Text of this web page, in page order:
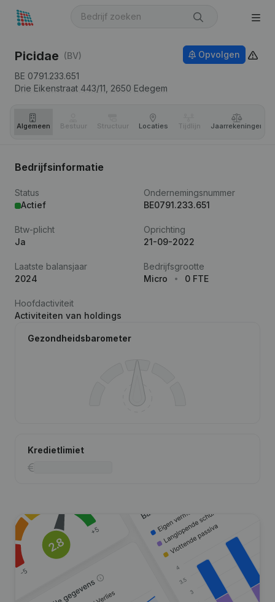
Picidae (BV)
BE 0791.233.651
Drie Eikenstraat 443/11, 2650 Edegem
Opvolgen
Algemeen Bestuur Structuur Locaties Tijdlijn Jaar­rekeningen
Bedrijfsinformatie
Status
Actief
Ondernemingsnummer
BE0791.233.651
Btw-plicht
Ja
Oprichting
21-09-2022
Laatste balansjaar
2024
Bedrijfsgrootte
Micro
0 FTE
Hoofdactiviteit
Activiteiten van holdings
Gezondheidsbarometer
Kredietlimiet